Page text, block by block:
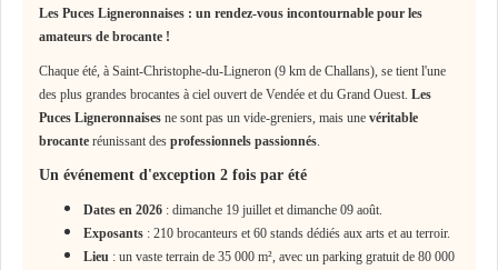
Les Puces Ligneronnaises : un rendez-vous incontournable pour les
amateurs de brocante !
Chaque été, à Saint-Christophe-du-Ligneron (9 km de Challans), se tient l'une
des plus grandes brocantes à ciel ouvert de Vendée et du Grand Ouest. Les
Puces Ligneronnaises ne sont pas un vide-greniers, mais une véritable
brocante réunissant des professionnels passionnés.
Un événement d'exception 2 fois par été
Dates en 2026 : dimanche 19 juillet et dimanche 09 août.
Exposants : 210 brocanteurs et 60 stands dédiés aux arts et au terroir.
Lieu : un vaste terrain de 35 000 m², avec un parking gratuit de 80 000